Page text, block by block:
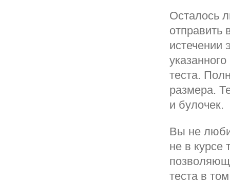
Осталось
отправить
истечении
теста.
размера.
и булочек.
Вы не
не в курсе
теста в